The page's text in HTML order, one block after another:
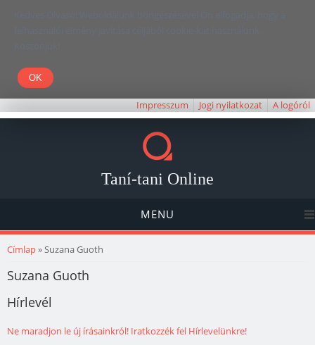
Kedves Olvasó! Weboldalunk böngészésével Ön elfogadja, hogy a
felhasználói élmény javítása céljából cookie-kat használunk.
Köszönjük!
Impresszum Jogi nyilatkozat A logóról
Taní-tani Online
MENU
Jelenlegi hely
Címlap» Suzana Guoth
Suzana Guoth
Hírlevél
Ne maradjon le új írásainkról! Iratkozzék fel Hírlevelünkre!